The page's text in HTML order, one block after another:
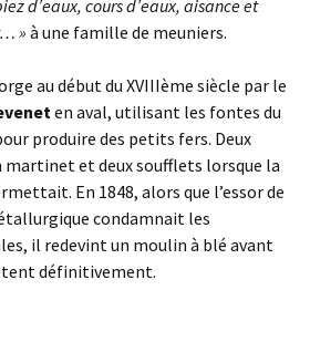
d’eaux, cours d’eaux, aisance et
» à une famille de meuniers.
au début du XVIIIème siècle par le
en aval, utilisant les fontes du
produire des petits fers. Deux
et deux soufflets lorsque la
En 1848, alors que l’essor de
condamnait les
il redevint un moulin à blé avant
définitivement.